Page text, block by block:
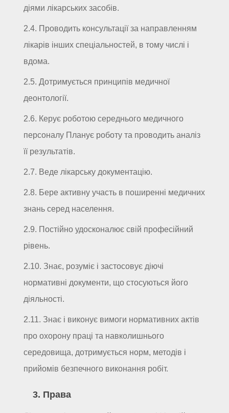
діями лікарських засобів.
2.4. Проводить консультації за направленням
лікарів інших спеціальностей, в тому числі і
вдома.
2.5. Дотримується принципів медичної
деонтології.
2.6. Керує роботою середнього медичного
персоналу Планує роботу та проводить аналіз
її результатів.
2.7. Веде лікарську документацію.
2.8. Бере активну участь в поширенні медичних
знань серед населення.
2.9. Постійно удосконалює свій професійний
рівень.
2.10. Знає, розуміє і застосовує діючі
нормативні документи, що стосуються його
діяльності.
2.11. Знає і виконує вимоги нормативних актів
про охорону праці та навколишнього
середовища, дотримується норм, методів і
прийомів безпечного виконання робіт.
3. Права